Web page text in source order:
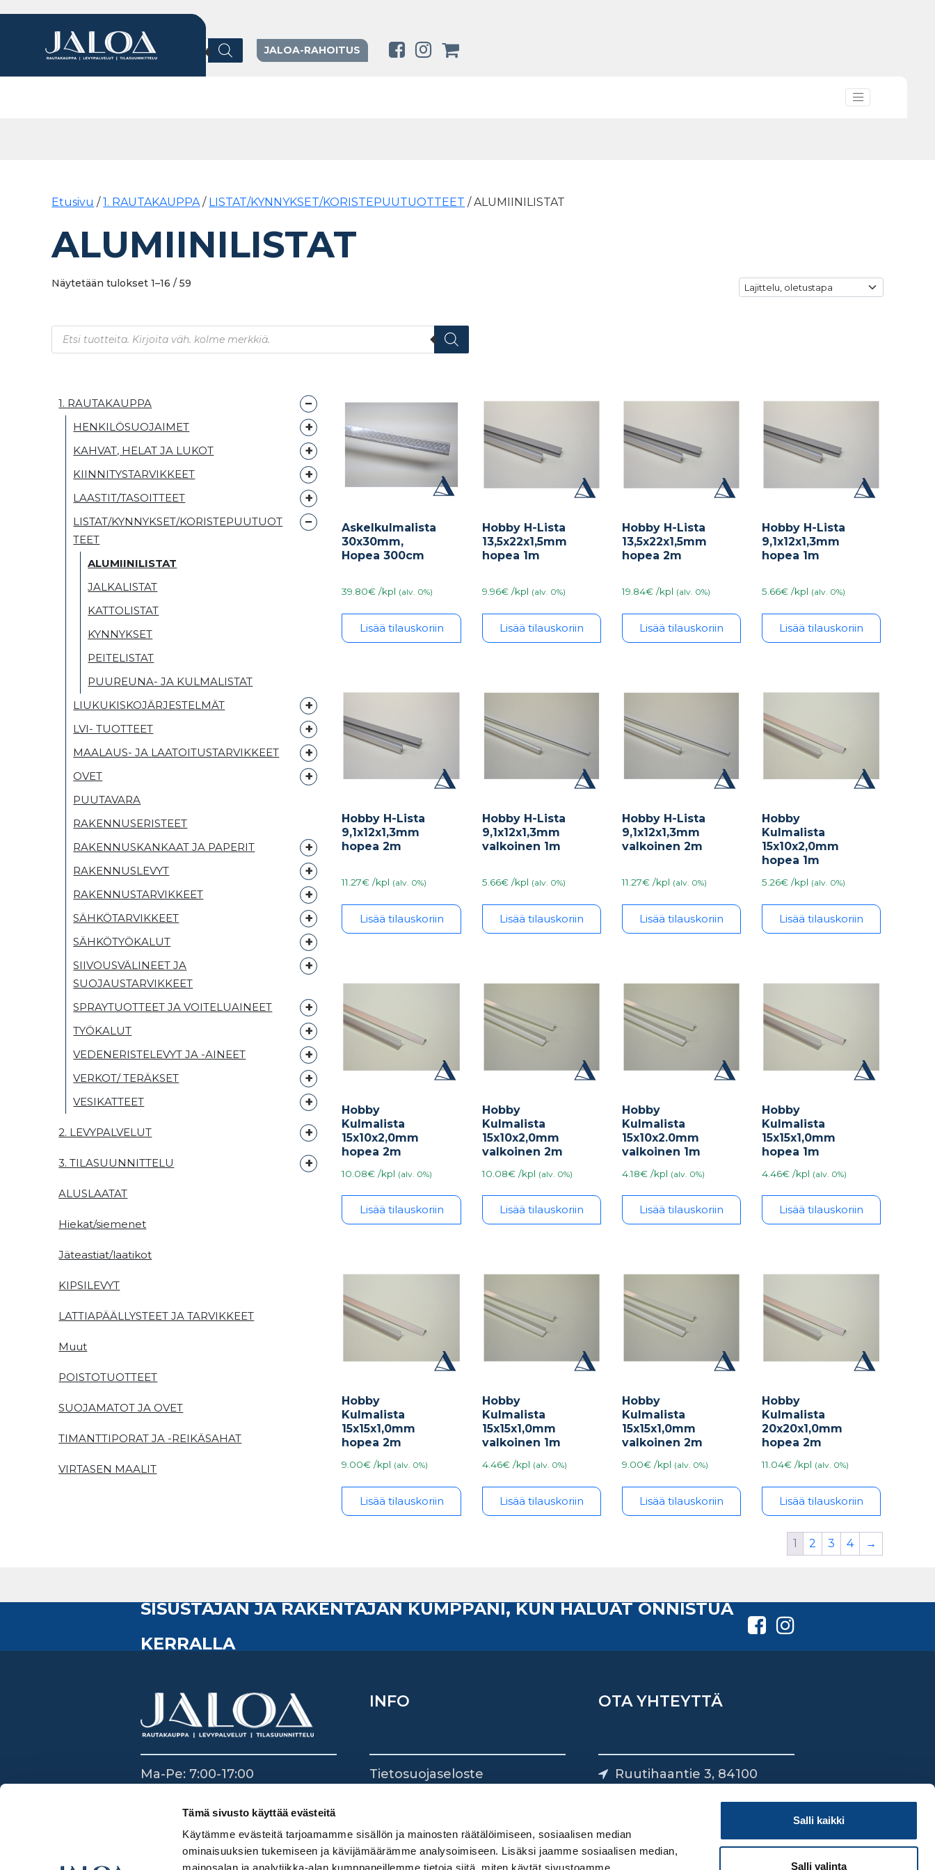
Tämä sivusto käyttää evästeitä
Käytämme evästeitä tarjoamamme sisällön ja mainosten räätälöimiseen, sosiaalisen median
ominaisuuksien tukemiseen ja kävijämäärämme analysoimiseen. Lisäksi jaamme sosiaalisen median,
Salli kaikki
Salli valinta
Products search
JALOA-RAHOITUS
Etusivu /1. RAUTAKAUPPA / LISTAT/KYNNYKSET/KORISTEPUUTUOTTEET / ALUMIINILISTAT
ALUMIINILISTAT
Näytetään tulokset 1–16 / 59
Products search
1. RAUTAKAUPPA
HENKILÖSUOJAIMET
KAHVAT, HELAT JA LUKOT
KIINNITYSTARVIKKEET
LAASTIT/TASOITTEET
LISTAT/KYNNYKSET/KORISTEPUUTUOT
TEET
ALUMIINILISTAT
JALKALISTAT
KATTOLISTAT
KYNNYKSET
PEITELISTAT
PUUREUNA- JA KULMALISTAT
LIUKUKISKOJÄRJESTELMÄT
LVI- TUOTTEET
MAALAUS- JA LAATOITUSTARVIKKEET
OVET
PUUTAVARA
RAKENNUSERISTEET
RAKENNUSKANKAAT JA PAPERIT
RAKENNUSLEVYT
RAKENNUSTARVIKKEET
SÄHKÖTARVIKKEET
SÄHKÖTYÖKALUT
SIIVOUSVÄLINEET JA
SUOJAUSTARVIKKEET
SPRAYTUOTTEET JA VOITELUAINEET
TYÖKALUT
VEDENERISTELEVYT JA -AINEET
VERKOT/ TERÄKSET
VESIKATTEET
2. LEVYPALVELUT
3. TILASUUNNITTELU
ALUSLAATAT
Hiekat/siemenet
Jäteastiat/laatikot
KIPSILEVYT
LATTIAPÄÄLLYSTEET JA TARVIKKEET
Muut
POISTOTUOTTEET
SUOJAMATOT JA OVET
TIMANTTIPORAT JA -REIKÄSAHAT
VIRTASEN MAALIT
Askelkulmalista
30x30mm,
Hopea 300cm
39.80€ /kpl (alv. 0%)
Lisää tilauskoriin
Hobby H-Lista
13,5x22x1,5mm
hopea 1m
9.96€ /kpl (alv. 0%)
Lisää tilauskoriin
Hobby H-Lista
13,5x22x1,5mm
hopea 2m
19.84€ /kpl (alv. 0%)
Lisää tilauskoriin
Hobby H-Lista
9,1x12x1,3mm
hopea 1m
5.66€ /kpl (alv. 0%)
Lisää tilauskoriin
Hobby H-Lista
9,1x12x1,3mm
hopea 2m
11.27€ /kpl (alv. 0%)
Lisää tilauskoriin
Hobby H-Lista
9,1x12x1,3mm
valkoinen 1m
5.66€ /kpl (alv. 0%)
Lisää tilauskoriin
Hobby H-Lista
9,1x12x1,3mm
valkoinen 2m
11.27€ /kpl (alv. 0%)
Lisää tilauskoriin
Hobby
Kulmalista
15x10x2,0mm
hopea 1m
5.26€ /kpl (alv. 0%)
Lisää tilauskoriin
Hobby
Kulmalista
15x10x2,0mm
hopea 2m
10.08€ /kpl (alv. 0%)
Lisää tilauskoriin
Hobby
Kulmalista
15x10x2,0mm
valkoinen 2m
10.08€ /kpl (alv. 0%)
Lisää tilauskoriin
Hobby
Kulmalista
15x10x2.0mm
valkoinen 1m
4.18€ /kpl (alv. 0%)
Lisää tilauskoriin
Hobby
Kulmalista
15x15x1,0mm
hopea 1m
4.46€ /kpl (alv. 0%)
Lisää tilauskoriin
Hobby
Kulmalista
15x15x1,0mm
hopea 2m
9.00€ /kpl (alv. 0%)
Lisää tilauskoriin
Hobby
Kulmalista
15x15x1,0mm
valkoinen 1m
4.46€ /kpl (alv. 0%)
Lisää tilauskoriin
Hobby
Kulmalista
15x15x1,0mm
valkoinen 2m
9.00€ /kpl (alv. 0%)
Lisää tilauskoriin
Hobby
Kulmalista
20x20x1,0mm
hopea 2m
11.04€ /kpl (alv. 0%)
Lisää tilauskoriin
1 2 3 4 →
SISUSTAJAN JA RAKENTAJAN KUMPPANI, KUN HALUAT ONNISTUA
KERRALLA
Ma-Pe: 7:00-17:00
Su: Suljettu
INFO
Tietosuojaseloste
OTA YHTEYTTÄ
Ruutihaantie 3, 84100